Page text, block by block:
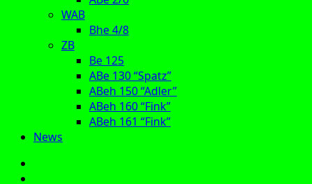
WAB
Bhe 4/8
ZB
Be 125
ABe 130 “Spatz”
ABeh 150 “Adler”
ABeh 160 “Fink”
ABeh 161 “Fink”
News